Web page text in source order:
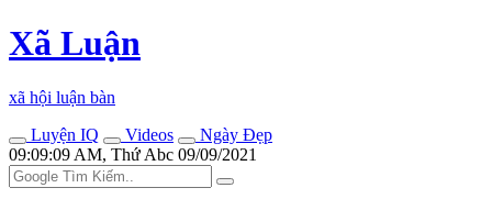
Xã Luận
xã hội luận bàn
Luyện IQ
Videos
Ngày Đẹp
09:09:09 AM, Thứ Abc 09/09/2021